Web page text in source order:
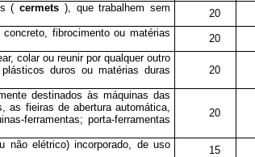
(cermets ), que trabalhem sem
20
fibrocimento ou matérias
20
colar ou reunir por qualquer outro
duros ou matérias duras
20
destinados às máquinas das
as fieiras de abertura automática,
ferramentas; porta-ferramentas
20
não elétrico) incorporado, de uso
15